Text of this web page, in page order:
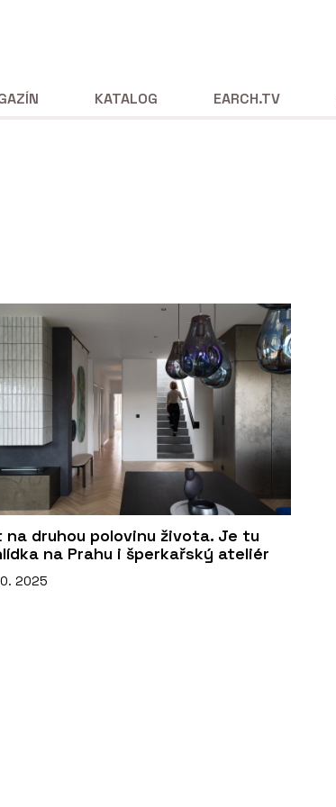
KATALOG EARCH.TV
na druhou polovinu života. Je tu
na Prahu i šperkařský ateliér
2025